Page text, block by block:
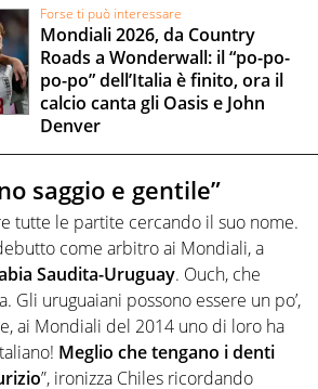
Forse ti può interessare
Mondiali 2026, da Country
Roads a Wonderwall: il “po-po-
po-po” dell’Italia è finito, ora il
calcio canta gli Oasis e John
Denver
saggio e gentile”
tutte le partite cercando il suo nome.
come arbitro ai Mondiali, a
Saudita-Uruguay. Ouch, che
Gli uruguaiani possono essere un po’,
ai Mondiali del 2014 uno di loro ha
Meglio che tengano i denti
”, ironizza Chiles ricordando